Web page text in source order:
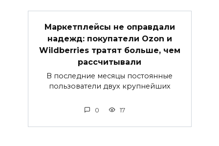
Маркетплейсы не оправдали
надежд: покупатели Ozon и
Wildberries тратят больше, чем
рассчитывали
В последние месяцы постоянные
пользователи двух крупнейших
0 17